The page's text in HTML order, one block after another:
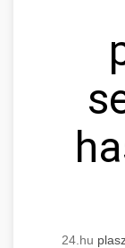
24.hu